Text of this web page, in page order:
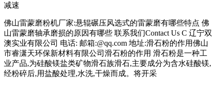
减速
佛山雷蒙磨粉机厂家:悬辊碾压风选式的雷蒙磨有哪些特点 佛
山雷蒙磨轴承磨损的原因有哪些 联系我们Contact Us C 辽宁双
澳实业有限公司 电话: 邮箱:@qq.com 地址:滑石粉的作用佛山
市睿潇天环保新材料有限公司滑石粉的作用 滑石粉是一种工
业产品,为硅酸镁盐类矿物滑石族滑石,主要成分为含水硅酸镁,
经粉碎后,用盐酸处理,水洗,干燥而成。将开采